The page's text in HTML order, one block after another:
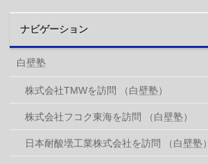
ナビゲーション
白壁塾
株式会社TMWを訪問 （白壁塾）
株式会社フコク東海を訪問 （白壁塾）
日本耐酸壜工業株式会社を訪問 （白壁塾）